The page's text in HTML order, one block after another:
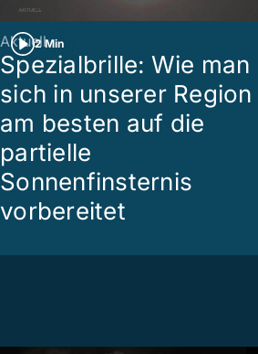
2 Min
Aktuell
Spezialbrille: Wie man
sich in unserer Region
am besten auf die
partielle
Sonnenfinsternis
vorbereitet